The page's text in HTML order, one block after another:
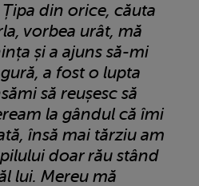
Țipa din orice, căuta
vorbea urât, mă
și a ajuns să-mi
a fost o lupta
să reușesc să
la gândul că îmi
însă mai tărziu am
doar rău stând
lui. Mereu mă